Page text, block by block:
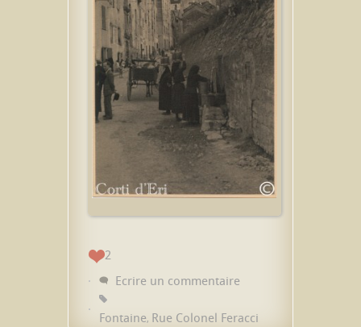
2
Ecrire un commentaire
Fontaine, Rue Colonel Feracci